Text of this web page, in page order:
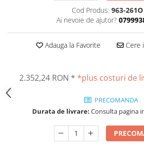
Cantare personale
Dinamometre de mana
Masurare dimensiuni corporale
Greutati de testare
Accesorii greutati
Cutii din aluminiu
Cutii din lemn
Cutii din plastic
Cod Produs: 963-261O
Ai nevoie de ajutor?
Adauga la Favorite Cere
2.352,24 RON * *plus costuri de
PRECOMANDA
Durata de livrare: Consulta pagina